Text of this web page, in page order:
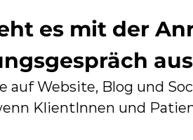
k
u
d
e
es mit der
auf Website, Blog und
KlientInnen und